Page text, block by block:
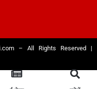
– All Rights Reserved |